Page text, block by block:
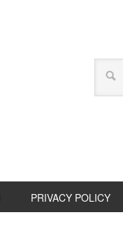
PRIVACY POLICY